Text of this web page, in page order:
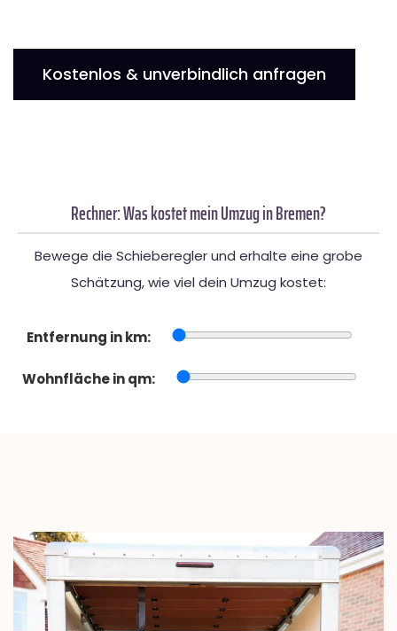
Kostenlos & unverbindlich anfragen
Rechner: Was kostet mein Umzug in Bremen?
Bewege die Schieberegler und erhalte eine grobe
Schätzung, wie viel dein Umzug kostet:
Entfernung in km:
Wohnfläche in qm: